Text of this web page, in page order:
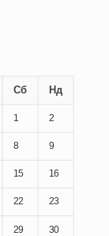
Сб Нд
1 2
8 9
15 16
22 23
29 30